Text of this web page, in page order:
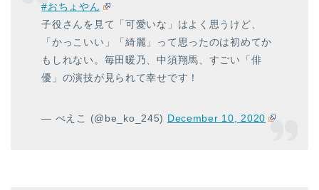
#おちょやん
子役さんを見て「可愛いな」はよく思うけど、
「かっこいい」「綺麗」って思ったのは初めてか
もしれない。毎田暖乃、中須翔馬、すごい「俳
優」の演技が見られて幸せです！
— べえこ (@be_ko_245) December 10, 2020